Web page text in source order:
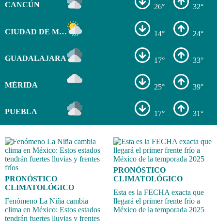
CANCÚN 26° 32°
CIUDAD DE MÉXICO 14° 24°
GUADALAJARA 17° 33°
MÉRIDA 25° 39°
PUEBLA 17° 31°
PRONÓSTICO
CLIMATOLÓGICO
Fenómeno La Niña cambia
clima en México: Estos estados
tendrán fuertes lluvias y frentes
PRONÓSTICO
CLIMATOLÓGICO
Esta es la FECHA exacta que
llegará el primer frente frío a
México de la temporada 2025